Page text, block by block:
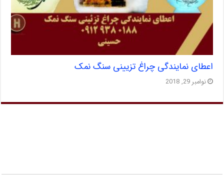
اعطای نمایندگی چراغ تزیینی سنگ نمک
نوامبر 29, 2018